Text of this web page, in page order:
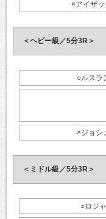
×アイザッ
＜ヘビー級／5分3R＞
○ルスラ
×ジョシ
＜ミドル級／5分3R＞
○ロジ